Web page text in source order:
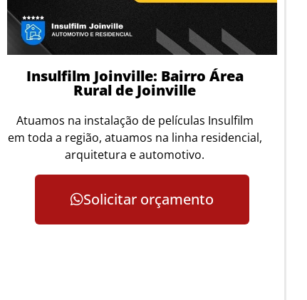
Insulfilm Joinville: Bairro Área
Rural de Joinville
Atuamos na instalação de películas Insulfilm
em toda a região, atuamos na linha residencial,
arquitetura e automotivo.
Solicitar orçamento